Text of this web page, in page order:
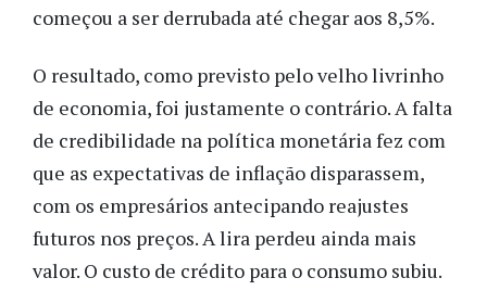
começou a ser derrubada até chegar aos 8,5%.
O resultado, como previsto pelo velho livrinho
de economia, foi justamente o contrário. A falta
de credibilidade na política monetária fez com
que as expectativas de inflação disparassem,
com os empresários antecipando reajustes
futuros nos preços. A lira perdeu ainda mais
valor. O custo de crédito para o consumo subiu.